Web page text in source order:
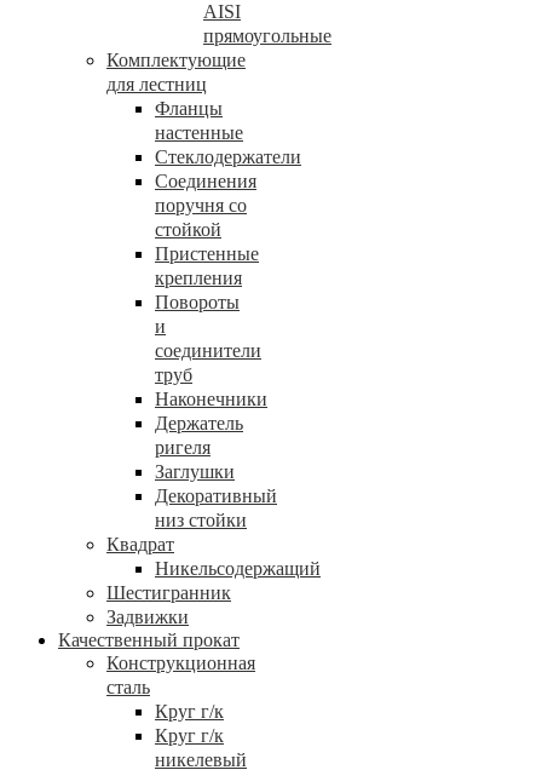
AISI
прямоугольные
Комплектующие
для лестниц
Фланцы
настенные
Стеклодержатели
Соединения
поручня со
стойкой
Пристенные
крепления
Повороты
и
соединители
труб
Наконечники
Держатель
ригеля
Заглушки
Декоративный
низ стойки
Квадрат
Никельсодержащий
Шестигранник
Задвижки
Качественный прокат
Конструкционная
сталь
Круг г/к
Круг г/к
никелевый